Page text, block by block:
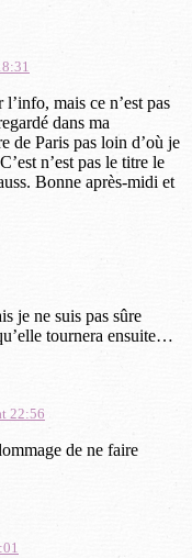
mais ce n’est pas
dans ma
de Paris pas loin d’où je
n’est pas le titre le
Bonne après-midi et
je ne suis pas sûre
tournera ensuite…
22:56
de ne faire